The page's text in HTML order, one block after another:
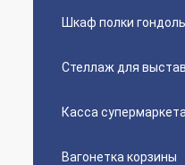
Шкаф полки
Стеллаж для
Касса супермаркета
Вагонетка корзины